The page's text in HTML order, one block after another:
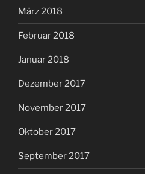
März 2018
Februar 2018
Januar 2018
Dezember 2017
November 2017
Oktober 2017
September 2017